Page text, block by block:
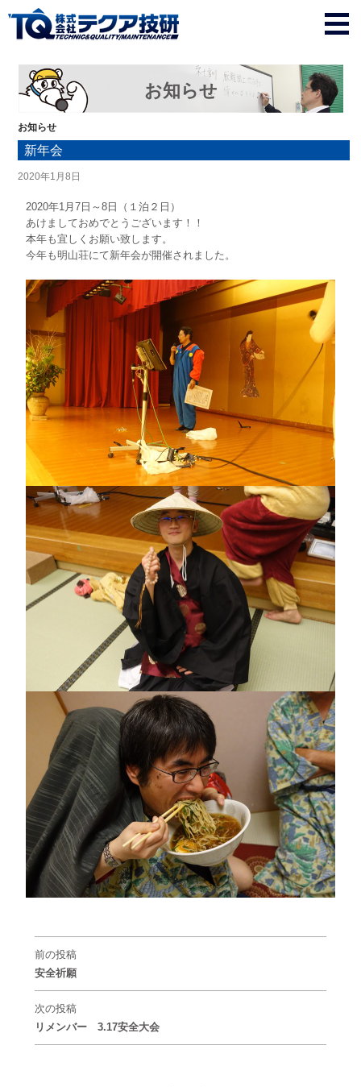
お知らせ
お知らせ
新年会
2020年1月8日
2020年1月7日～8日（１泊２日）
あけましておめでとうございます！！
本年も宜しくお願い致します。
今年も明山荘にて新年会が開催されました。
前の投稿
安全祈願
次の投稿
リメンバー 3.17安全大会